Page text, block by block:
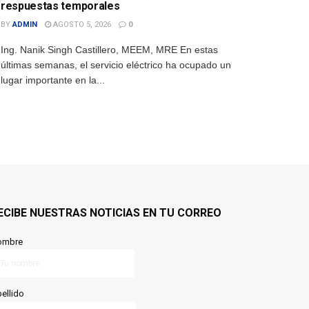
respuestas temporales
BY ADMIN AGOSTO 5, 2026 0
Ing. Nanik Singh Castillero, MEEM, MRE En estas
últimas semanas, el servicio eléctrico ha ocupado un
lugar importante en la...
NUESTRAS NOTICIAS EN TU CORREO